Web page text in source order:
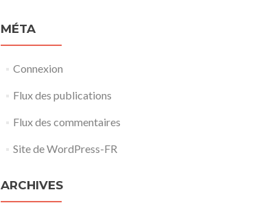
MÉTA
Connexion
Flux des publications
Flux des commentaires
Site de WordPress-FR
ARCHIVES